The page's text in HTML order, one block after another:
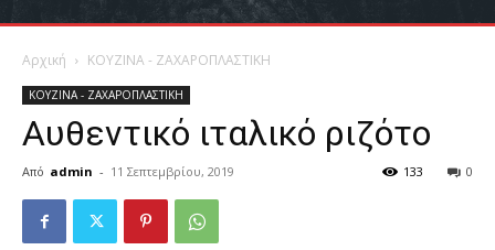
Αρχική ΚΟΥΖΙΝΑ - ΖΑΧΑΡΟΠΛΑΣΤΙΚΗ
ΚΟΥΖΙΝΑ - ΖΑΧΑΡΟΠΛΑΣΤΙΚΗ
Αυθεντικό ιταλικό ριζότο
Από admin - 11 Σεπτεμβρίου, 2019 0
133